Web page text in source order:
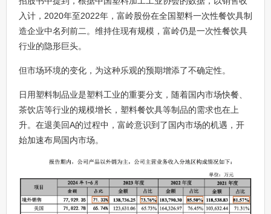
入计，2020年至2022年，富岭股份在全国塑料一次性餐饮具制
造企业中名列前二。维持住现有规模，富岭仍是一次性餐饮具
行业的隐形巨头。
但市场环境的变化，为这种乐观的预期增添了不确定性。
日用塑料制品业是塑料工业的重要分支，随着国内市场快餐、
茶饮店等行业的规模增长，塑料餐饮具等制品的需求也在上
升。在退美回A的过程中，富岭意识到了国内市场的机遇，开
始加速布局国内市场。